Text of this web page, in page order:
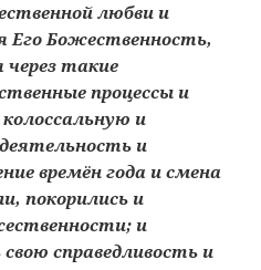
любви и
Его Божественность,
через такие
процессы и
и
и
времён года и смена
покорились и
и
справедливость и